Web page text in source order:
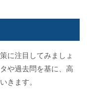
に注目してみましょ
や過去問を基に、高
きます。